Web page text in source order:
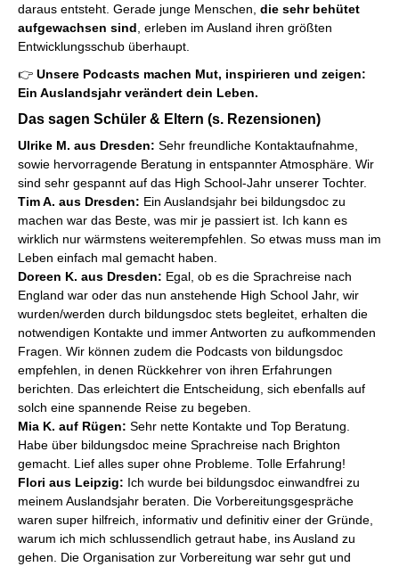
daraus entsteht. Gerade junge Menschen, die sehr behütet
aufgewachsen sind , erleben im Ausland ihren größten
Entwicklungsschub überhaupt.
👉 Unsere Podcasts machen Mut, inspirieren und zeigen:
Ein Auslandsjahr verändert dein Leben.
Das sagen Schüler & Eltern (s. Rezensionen)
Ulrike M. aus Dresden: Sehr freundliche Kontaktaufnahme,
sowie hervorragende Beratung in entspannter Atmosphäre. Wir
sind sehr gespannt auf das High School-Jahr unserer Tochter.
Tim A. aus Dresden: Ein Auslandsjahr bei bildungsdoc zu
machen war das Beste, was mir je passiert ist. Ich kann es
wirklich nur wärmstens weiterempfehlen. So etwas muss man im
Leben einfach mal gemacht haben.
Doreen K. aus Dresden: Egal, ob es die Sprachreise nach
England war oder das nun anstehende High School Jahr, wir
wurden/werden durch bildungsdoc stets begleitet, erhalten die
notwendigen Kontakte und immer Antworten zu aufkommenden
Fragen. Wir können zudem die Podcasts von bildungsdoc
empfehlen, in denen Rückkehrer von ihren Erfahrungen
berichten. Das erleichtert die Entscheidung, sich ebenfalls auf
solch eine spannende Reise zu begeben.
Mia K. auf Rügen: Sehr nette Kontakte und Top Beratung.
Habe über bildungsdoc meine Sprachreise nach Brighton
gemacht. Lief alles super ohne Probleme. Tolle Erfahrung!
Flori aus Leipzig: Ich wurde bei bildungsdoc einwandfrei zu
meinem Auslandsjahr beraten. Die Vorbereitungsgespräche
waren super hilfreich, informativ und definitiv einer der Gründe,
warum ich mich schlussendlich getraut habe, ins Ausland zu
gehen. Die Organisation zur Vorbereitung war sehr gut und